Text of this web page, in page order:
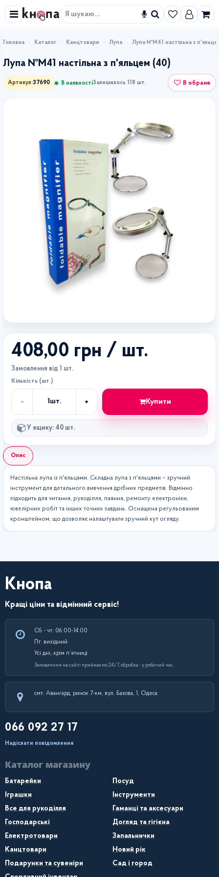
Знайти
Каталог Канцтовари Лупа Лупа №М41 настільна з
Лупа №М41 настільна з п'яльцем (40)
Артикул:37690 В наявностіЗалишилось 118 шт. В обране
Опис
Настільна лупа із п'яльцями. Складна лупа з п'яльцями – зручний
інструмент для детального вивчення дрібних предметів. Відмінно
підходить для читання, рукоділля, паяння, ремонту електроніки,
ювелірних робіт та інших точних завдань. Оснащена регульованим
кронштейном, що дозволяє налаштувати зручний кут огляду.
408,00 грн / шт.
Замовлення від 1 шт.
Кількість (шт.)
- 1шт. + Купити
У ящику: 40 шт.
Кнопа
Кращі ціни та відмінний сервіс!
Сб - чт: 06:00-14:00
Пт: вихідний
Усі дні, крім п’ятниці
Замовлення на сайті приймаємо 24/7, обробка - у робочий час.
смт. Авангард, ринок 7-км, вул. Базова, 1, Одеса
066 092 27 17
Надіслати повідомлення
Каталог магазину
Батарейки
Посуд
Іграшки
Інструменти
Все для рукоділля
Гаманці та аксесуари
Господарські
Догляд та гігієна
Електротовари
Запальнички
Канцтовари
Новий рік
Подарунки та сувеніри
Сад і город